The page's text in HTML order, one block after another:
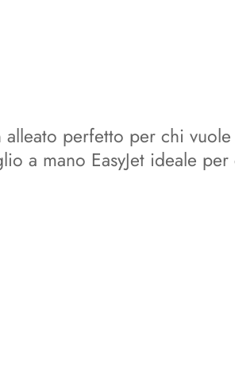
perfetto per chi
a mano EasyJet ideale